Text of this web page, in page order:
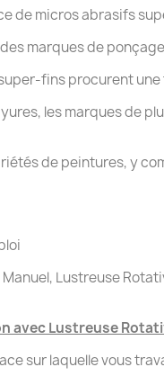
de micros abrasifs
marques de
fins procurent
les marques de
de peintures, y
Manuel, Lustreuse
avec Lustreuse
sur laquelle vous